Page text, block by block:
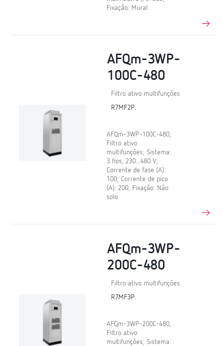
Fixação: Mural
AFQm-3WP-
100C-480
Filtro ativo multifunções
R7MF2P.
AFQm-3WP-100C-480,
Filtro ativo
multifunções; Sistema:
3 fios, 230...480 V;
Corrente de fase (A):
100; Corrente de pico
(A): 200; Fixação: Não
solo
AFQm-3WP-
200C-480
Filtro ativo multifunções
R7MF3P.
AFQm-3WP-200C-480,
Filtro ativo
multifunções; Sistema: